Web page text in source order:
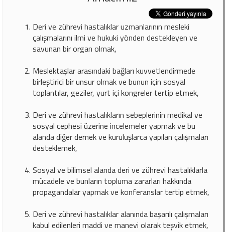
Deri ve zührevi hastalıklar uzmanlarının mesleki
çalışmalarını ilmi ve hukuki yönden destekleyen ve
savunan bir organ olmak,
Meslektaşlar arasındaki bağları kuvvetlendirmede
birleştirici bir unsur olmak ve bunun için sosyal
toplantılar, geziler, yurt içi kongreler tertip etmek,
Deri ve zührevi hastalıkların sebeplerinin medikal ve
sosyal cephesi üzerine incelemeler yapmak ve bu
alanda diğer dernek ve kuruluşlarca yapılan çalışmaları
desteklemek,
Sosyal ve bilimsel alanda deri ve zührevi hastalıklarla
mücadele ve bunların topluma zararları hakkında
propagandalar yapmak ve konferanslar tertip etmek,
Deri ve zührevi hastalıklar alanında başarılı çalışmaları
kabul edilenleri maddi ve manevi olarak teşvik etmek,